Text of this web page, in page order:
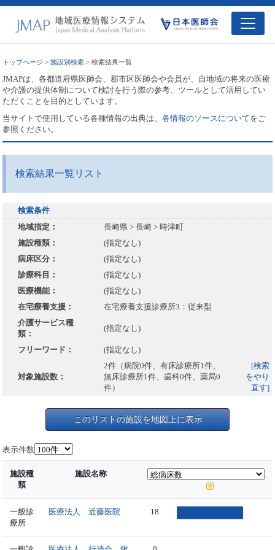
トップページ >施設別検索 > 検索結果一覧
JMAPは、各都道府県医師会、郡市区医師会や会員が、自地域の将来の医療
や介護の提供体制について検討を行う際の参考、ツールとして活用してい
ただくことを目的としています。
当サイトで使用している各種情報の出典は、各情報のソースについてをご
参照ください。
検索結果一覧リスト
検索条件
地域指定：
長崎県 > 長崎 > 時津町
施設種類：
(指定なし)
病床区分：
(指定なし)
診療科目：
(指定なし)
医療機能：
(指定なし)
在宅療養支援：
在宅療養支援診療所3：従来型
介護サービス種
類：
(指定なし)
フリーワード： (指定なし)
対象施設数：
2件（病院0件、有床診療所1件、
無床診療所1件、歯科0件、薬局0
件）
[検索
をやり
直す]
このリストの施設を地図上に表示
表示件数
施設種
類
施設名称
一般診
療所
医療法人 近藤医院 18